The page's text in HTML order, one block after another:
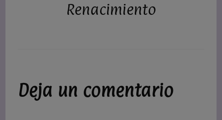
Renacimiento
Deja un comentario